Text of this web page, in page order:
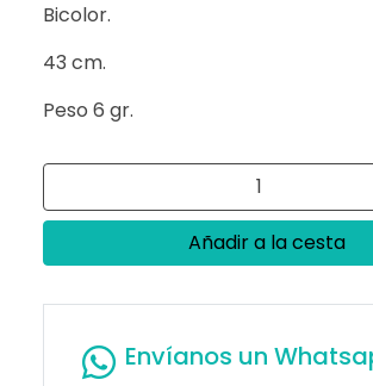
Bicolor.
43 cm.
Peso 6 gr.
Añadir a la cesta
Envíanos un